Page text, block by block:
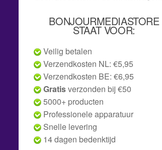
BONJOURMEDIASTORE
STAAT VOOR:
Veilig betalen
Verzendkosten NL: €5,95
Verzendkosten BE: €6,95
Gratisverzonden bij €50
5000+ producten
Professionele apparatuur
Snelle levering
14 dagen bedenktijd